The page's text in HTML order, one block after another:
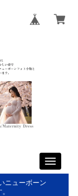
Toggle
ニューボーン